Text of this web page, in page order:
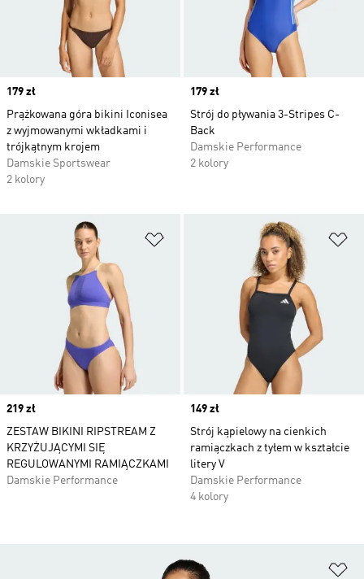
Price
179 zł
Prążkowana góra bikini Iconisea
z wyjmowanymi wkładkami i
trójkątnym krojem
Damskie Sportswear
2 kolory
Price
179 zł
Strój do pływania 3-Stripes C-
Back
Damskie Performance
2 kolory
Dodaj do listy życzeń
Price
219 zł
ZESTAW BIKINI RIPSTREAM Z
KRZYŻUJĄCYMI SIĘ
REGULOWANYMI RAMIĄCZKAMI
Damskie Performance
Price
149 zł
Strój kąpielowy na cienkich
ramiączkach z tyłem w kształcie
litery V
Damskie Performance
4 kolory